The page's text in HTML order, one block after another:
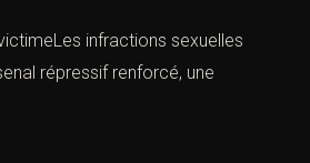
infractions sexuelles
répressif renforcé, une